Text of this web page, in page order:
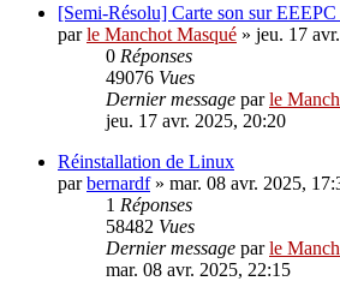
[Semi-Résolu] Carte son sur
parle Manchot Masqué » jeu. 17
0 Réponses
49076 Vues
Dernier message parle
jeu. 17 avr. 2025, 20:20
Réinstallation de Linux
parbernardf» mar. 08 avr. 2025,
1 Réponses
58482 Vues
Dernier message parle
mar. 08 avr. 2025, 22:15